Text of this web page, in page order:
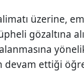
üzerine,
gözaltına
devam ettiği